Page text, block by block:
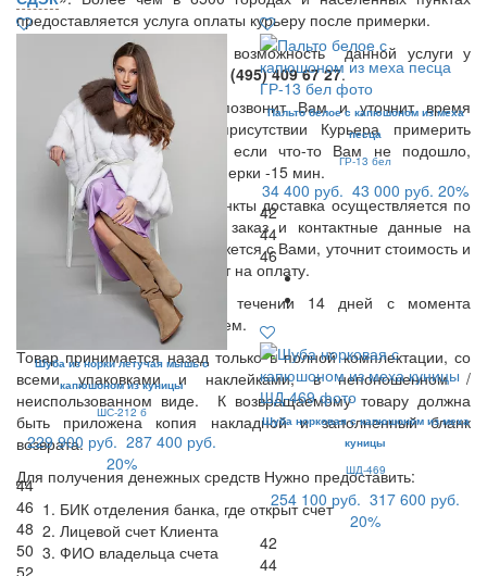
предоставляется услуга оплаты курьеру после примерки.
Вы также можете уточнить возможность данной услуги у
нашего менеджера по тел.:
8 (495) 409 67 27.
В день доставки Курьер позвонит Вам и уточнит время
доставки. Вы можете в присутствии Курьера примерить
заказанные Вами вещи, и если что-то Вам не подошло,
вернуть курьеру. Время примерки -15 мин.
В остальные населенные пункты доставка осуществляется по
предоплате. Оставьте Ваш заказ и контактные данные на
нашем сайте, менеджер свяжется с Вами, уточнит стоимость и
сроки доставки и вышлет счет на оплату.
Возврат осуществляется в течении 14 дней с момента
получения товара покупателем.
Товар принимается назад только в полной комплектации, со
всеми упаковками и наклейками, в непоношенном /
неиспользованном виде. К возвращаемому товару должна
быть приложена копия накладной и заполненный бланк
возврата.
Для получения денежных средств Нужно предоставить:
БИК отделения банка, где открыт счет
Лицевой счет Клиента
ФИО владельца счета
Шуба из норки летучая мышь с
капюшоном из куницы
ШС-212 б
229 900 руб. 287 400 руб.
20%
44
46
48
50
52
Пальто белое с капюшоном из меха
песца
ГР-13 бел
34 400 руб. 43 000 руб. 20%
42
44
46
Шуба норковая с капюшоном из меха
куницы
ШД-469
254 100 руб. 317 600 руб.
20%
42
44